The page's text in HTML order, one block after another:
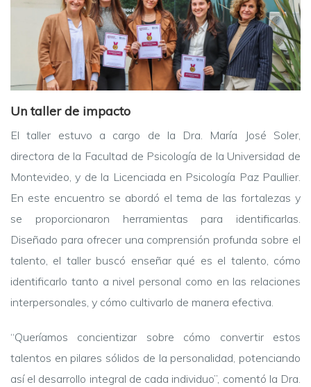
Un taller de impacto
El taller estuvo a cargo de la Dra. María José Soler,
directora de la Facultad de Psicología de la Universidad de
Montevideo, y de la Licenciada en Psicología Paz Paullier.
En este encuentro se abordó el tema de las fortalezas y
se proporcionaron herramientas para identificarlas.
Diseñado para ofrecer una comprensión profunda sobre el
talento, el taller buscó enseñar qué es el talento, cómo
identificarlo tanto a nivel personal como en las relaciones
interpersonales, y cómo cultivarlo de manera efectiva.
“Queríamos concientizar sobre cómo convertir estos
talentos en pilares sólidos de la personalidad, potenciando
así el desarrollo integral de cada individuo”, comentó la Dra.